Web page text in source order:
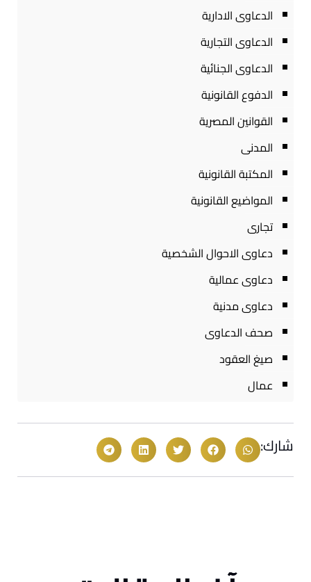
الدعاوى الادارية
الدعاوى التجارية
الدعاوى الجنائية
الدفوع القانونية
القوانين المصرية
المدنى
المكتبة القانونية
المواضيع القانونية
تجارى
دعاوى الاحوال الشخصية
دعاوى عمالية
دعاوى مدنية
صحف الدعاوى
صيغ العقود
عمال
شارك: